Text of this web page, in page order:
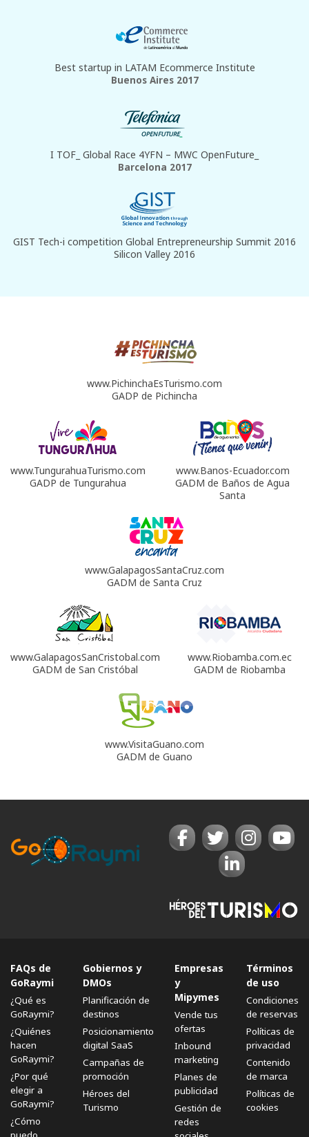
Best startup in LATAM Ecommerce Institute
Buenos Aires 2017
I TOF_ Global Race 4YFN – MWC OpenFuture_
Barcelona 2017
GIST Tech-i competition Global Entrepreneurship Summit 2016
Silicon Valley 2016
www.PichinchaEsTurismo.com
GADP de Pichincha
www.TungurahuaTurismo.com
GADP de Tungurahua
www.Banos-Ecuador.com
GADM de Baños de Agua
Santa
www.GalapagosSantaCruz.com
GADM de Santa Cruz
www.GalapagosSanCristobal.com
GADM de San Cristóbal
www.Riobamba.com.ec
GADM de Riobamba
www.VisitaGuano.com
GADM de Guano
FAQs de
GoRaymi
¿Qué es
GoRaymi?
¿Quiénes
hacen
GoRaymi?
¿Por qué
elegir a
GoRaymi?
¿Cómo
Gobiernos y
DMOs
Planificación de
destinos
Posicionamiento
digital SaaS
Campañas de
promoción
Héroes del
Turismo
Empresas
y
Mipymes
Vende tus
ofertas
Inbound
marketing
Planes de
publicidad
Gestión de
redes
Términos
de uso
Condiciones
de reservas
Políticas de
privacidad
Contenido
de marca
Políticas de
cookies